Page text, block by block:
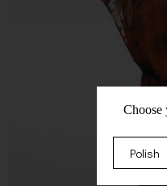
Choose
Polish